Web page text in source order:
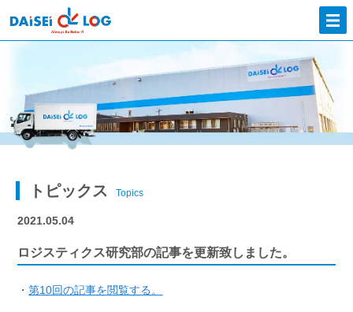
トピックス Topics
2021.05.04
ロジスティクス研究部の記事を更新致しました。
・第10回の記事を閲覧する。